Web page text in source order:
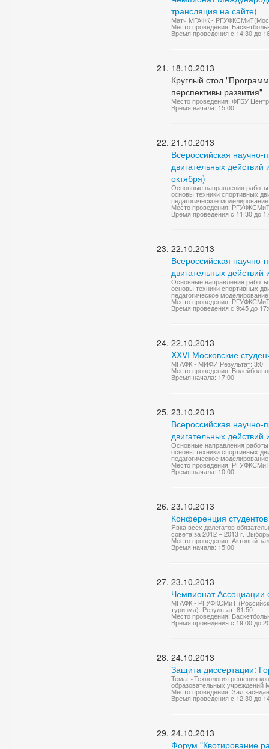
трансляция на сайте)
Матч МГАФК -
Место проведения:
Время проведения с 14:30 до
18.10.2013
Круглый стол
перспективы развития"
Место проведения: ФГБУ
Время начала: 15:00
21.10.2013
Всероссийская
двигательных
октября)
Основные направления
основы техники спортивных
педагогическое
Место проведения:
Время проведения с 11:30 до
22.10.2013
Всероссийская
двигательных
Основные направления
основы техники спортивных
педагогическое
Место проведения:
Время проведения с 9:45 до
22.10.2013
XXVI Московские
МГАФК - МИФИ Результат: 3:0
Место проведения:
Время начала: 17:00
23.10.2013
Всероссийская
двигательных
Основные направления
основы техники спортивных
педагогическое
Место проведения:
Время начала: 10:00
23.10.2013
Конференция
Явка всех делегатов
совета за 2012 – 2013 г.
Место проведения: Актовый
Время начала: 15:00
23.10.2013
Чемпионат Ассоциации
МГАФК - РГУФКСМиТ
туризма). Результат: 81:50
Место проведения:
Время проведения с 19:00 до
24.10.2013
Защита диссертации:
Тема: «Технология решения
образовательных
Место проведения: Зал
Время проведения с 12:30 до
24.10.2013
Форум "Квотирование